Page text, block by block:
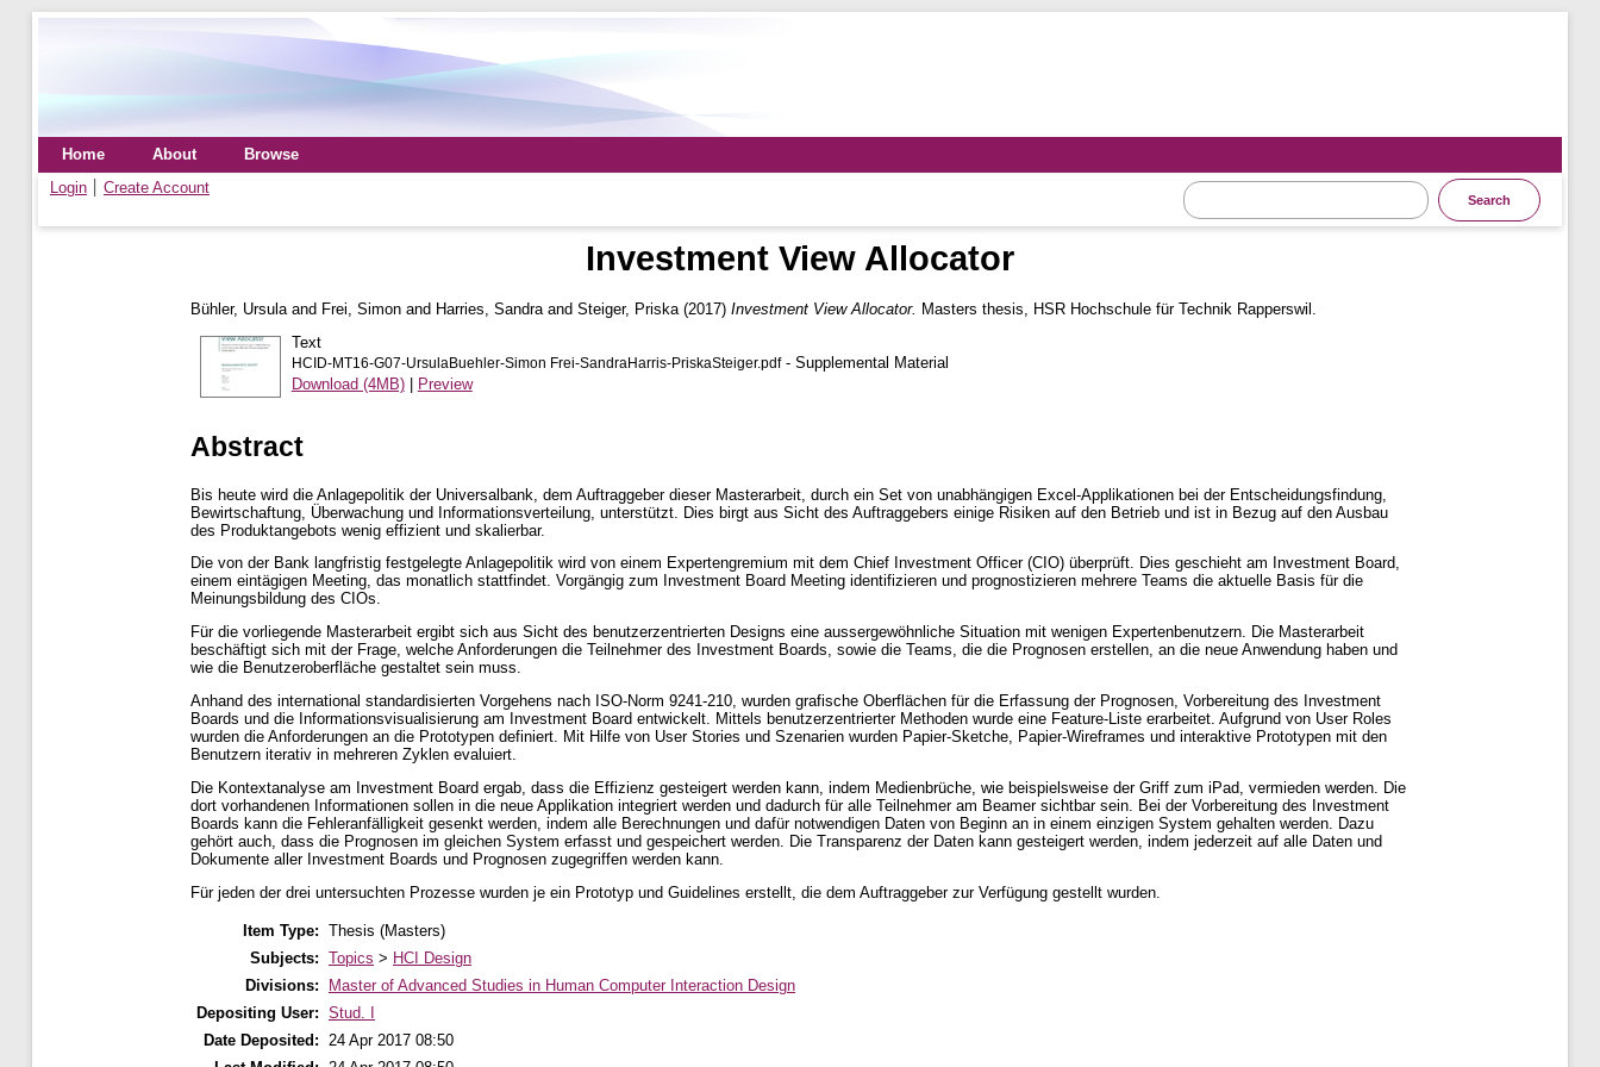
Home About
Browse
Login
Create Account
Investment View Allocator
Bühler, Ursula and Frei, Simon and Harries, Sandra and Steiger, Priska (2017) Investment View Allocator. Masters thesis, HSR Hochschule für Technik Rapperswil.
Text
HCID-MT16-G07-UrsulaBuehler-Simon Frei-SandraHarris-PriskaSteiger.pdf- Supplemental Material
Download (4MB)| Preview
Abstract
Bis heute wird die Anlagepolitik der Universalbank, dem Auftraggeber dieser Masterarbeit, durch ein Set von unabhängigen Excel-Applikationen bei der Entscheidungs­findung,
Bewirtschaftung, Überwachung und Informationsverteilung, unterstützt. Dies birgt aus Sicht des Auftraggebers einige Risiken auf den Betrieb und ist in Bezug auf den Ausbau
des Produktangebots wenig effizient und skalierbar.
Die von der Bank langfristig festgelegte Anlagepolitik wird von einem Expertengremium mit dem Chief Investment Officer (CIO) überprüft. Dies geschieht am Investment Board,
einem eintägigen Meeting, das monatlich stattfindet. Vorgängig zum Investment Board Meeting identifizieren und prognostizieren mehrere Teams die aktuelle Basis für die
Meinungsbildung des CIOs.
Für die vorliegende Masterarbeit ergibt sich aus Sicht des benutzerzentrierten Designs eine aussergewöhnliche Situation mit wenigen Expertenbenutzern. Die Masterarbeit
beschäftigt sich mit der Frage, welche Anforderungen die Teilnehmer des Investment Boards, sowie die Teams, die die Prognosen erstellen, an die neue Anwendung haben und
wie die Benutzeroberfläche gestaltet sein muss.
Anhand des international standardisierten Vorgehens nach ISO-Norm 9241-210, wurden grafische Oberflächen für die Erfassung der Prognosen, Vorbereitung des Investment
Boards und die Informationsvisualisierung am Investment Board entwickelt. Mittels benutzerzentrierter Methoden wurde eine Feature-Liste erarbeitet. Aufgrund von User Roles
wurden die Anforderungen an die Prototypen definiert. Mit Hilfe von User Stories und Szenarien wurden Papier-Sketche, Papier-Wireframes und interaktive Prototypen mit den
Benutzern iterativ in mehreren Zyklen evaluiert.
Die Kontextanalyse am Investment Board ergab, dass die Effizienz gesteigert werden kann, indem Medienbrüche, wie beispielsweise der Griff zum iPad, vermieden werden. Die
dort vorhandenen Informationen sollen in die neue Applikation integriert werden und dadurch für alle Teilnehmer am Beamer sichtbar sein. Bei der Vorbereitung des Investment
Boards kann die Fehleranfälligkeit gesenkt werden, indem alle Berechnungen und dafür notwendigen Daten von Beginn an in einem einzigen System gehalten werden. Dazu
gehört auch, dass die Prognosen im gleichen System erfasst und gespeichert werden. Die Transparenz der Daten kann gesteigert werden, indem jederzeit auf alle Daten und
Dokumente aller Investment Boards und Prognosen zugegriffen werden kann.
Für jeden der drei untersuchten Prozesse wurden je ein Prototyp und Guidelines erstellt, die dem Auftraggeber zur Verfügung gestellt wurden.
Item Type: Thesis (Masters)
Subjects: Topics > HCI Design
Divisions:
Master of Advanced Studies in Human Computer Interaction Design
Depositing User: Stud. I
Date Deposited: 24 Apr 2017 08:50